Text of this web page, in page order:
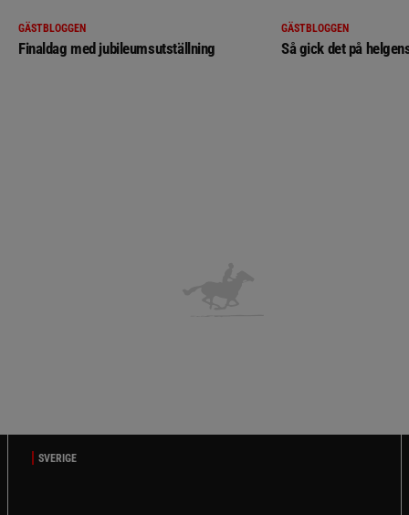
GÄSTBLOGGEN
Finaldag med jubileumsutställning
GÄSTBLOGGEN
Så gick det på
SVERIGE